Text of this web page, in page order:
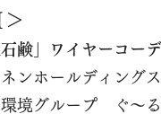
石鹸」ワイヤーコー
ネンホールディング
環境グループ ぐ～る